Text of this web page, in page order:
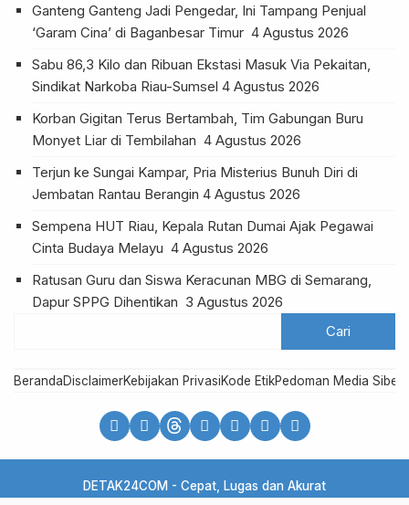
Ganteng Ganteng Jadi Pengedar, Ini Tampang Penjual
‘Garam Cina’ di Baganbesar Timur 4 Agustus 2026
Sabu 86,3 Kilo dan Ribuan Ekstasi Masuk Via Pekaitan,
Sindikat Narkoba Riau-Sumsel 4 Agustus 2026
Korban Gigitan Terus Bertambah, Tim Gabungan Buru
Monyet Liar di Tembilahan 4 Agustus 2026
Terjun ke Sungai Kampar, Pria Misterius Bunuh Diri di
Jembatan Rantau Berangin 4 Agustus 2026
Sempena HUT Riau, Kepala Rutan Dumai Ajak Pegawai
Cinta Budaya Melayu 4 Agustus 2026
Ratusan Guru dan Siswa Keracunan MBG di Semarang,
Dapur SPPG Dihentikan 3 Agustus 2026
BerandaDisclaimerKebijakan PrivasiKode EtikPedoman Media Siber
DETAK24COM - Cepat, Lugas dan Akurat